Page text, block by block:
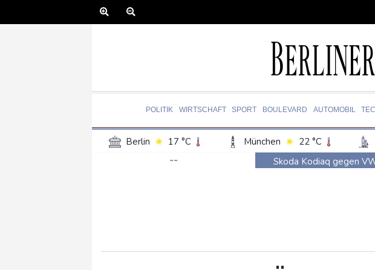
POLITIK WIRTSCHAFT SPORT BOULEVARD AUTOMOBIL
Berlin 17 °C München 22 °C
Frankfurt am Main
Potsdam 18 °C
--
Skoda Kodiaq gegen
Kolumbiens neuer
Südkoreas Verband
Größer als alle
Nächste Pleite im